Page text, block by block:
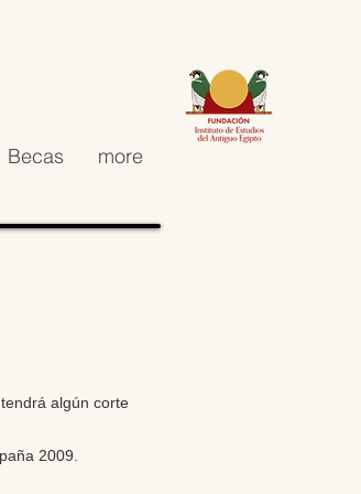
Becas more
algún corte
2009.